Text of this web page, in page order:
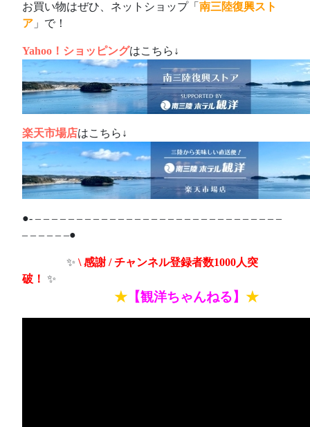
お買い物はぜひ、ネットショップ「 南三陸復興スト
ア 」で！
Yahoo！ショッピングはこちら↓
楽天市場店はこちら↓
●- – – – – – – – – – – – – – – – – – – – – – – – – – – – – – –
– – – – – –●
✨ \ 感謝 / チャンネル登録者数1000人突
破！ ✨
★ 【観洋ちゃんねる】 ★